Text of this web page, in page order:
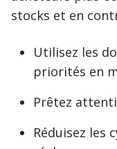
stocks et en
Utilisez les
priorités en
Prêtez
Réduisez les